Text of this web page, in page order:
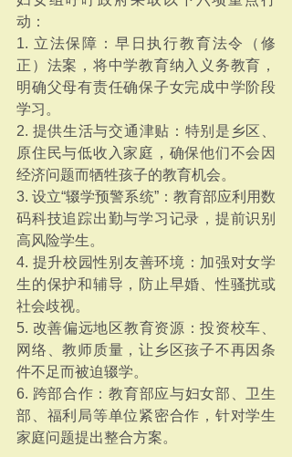
动：
1. 立法保障：早日执行教育法令（修
正）法案，将中学教育纳入义务教育，
明确父母有责任确保子女完成中学阶段
学习。
2. 提供生活与交通津贴：特别是乡区、
原住民与低收入家庭，确保他们不会因
经济问题而牺牲孩子的教育机会。
3. 设立“辍学预警系统”：教育部应利用数
码科技追踪出勤与学习记录，提前识别
高风险学生。
4. 提升校园性别友善环境：加强对女学
生的保护和辅导，防止早婚、性骚扰或
社会歧视。
5. 改善偏远地区教育资源：投资校车、
网络、教师质量，让乡区孩子不再因条
件不足而被迫辍学。
6. 跨部合作：教育部应与妇女部、卫生
部、福利局等单位紧密合作，针对学生
家庭问题提出整合方案。